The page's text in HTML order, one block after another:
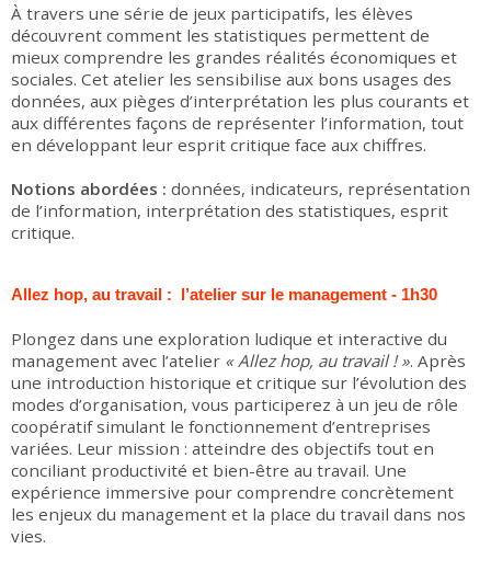
À travers une série de jeux participatifs, les élèves
découvrent comment les statistiques permettent de
mieux comprendre les grandes réalités économiques et
sociales. Cet atelier les sensibilise aux bons usages des
données, aux pièges d’interprétation les plus courants et
aux différentes façons de représenter l’information, tout
en développant leur esprit critique face aux chiffres.
Notions abordées : données, indicateurs, représentation
de l’information, interprétation des statistiques, esprit
critique.
Allez hop, au travail : l’atelier sur le management - 1h30
Plongez dans une exploration ludique et interactive du
management avec l’atelier « Allez hop, au travail ! ». Après
une introduction historique et critique sur l’évolution des
modes d’organisation, vous participerez à un jeu de rôle
coopératif simulant le fonctionnement d’entreprises
variées. Leur mission : atteindre des objectifs tout en
conciliant productivité et bien-être au travail. Une
expérience immersive pour comprendre concrètement
les enjeux du management et la place du travail dans nos
vies.